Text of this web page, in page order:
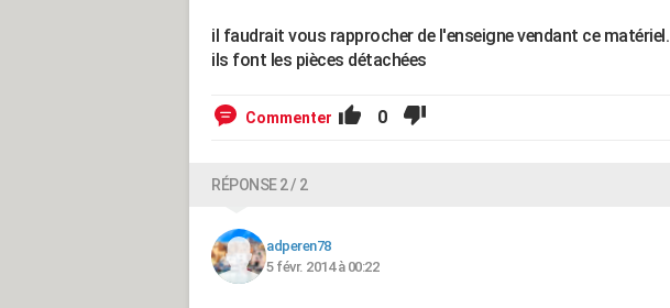
il faudrait vous rapprocher de l'enseigne vendant ce matériel.
ils font les pièces détachées
Commenter 0
RÉPONSE 2 / 2
adperen78
5 févr. 2014 à 00:22